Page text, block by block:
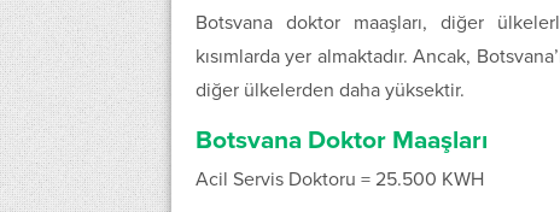
Botsvana doktor maaşları, diğer
kısımlarda yer almaktadır. Ancak,
diğer ülkelerden daha yüksektir.
Botsvana Doktor Maaşları
Acil Servis Doktoru = 25.500 KWH